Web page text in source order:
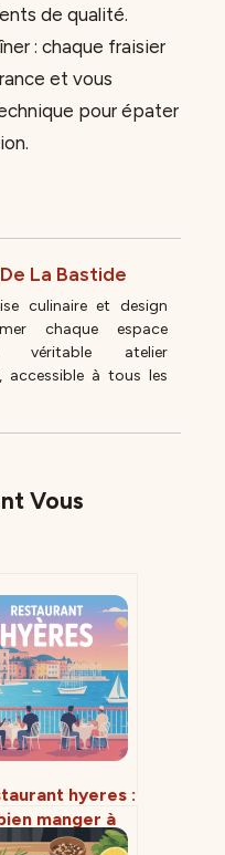
de qualité.
: chaque fraisier
et vous
pour épater
La Bastide
culinaire et design
chaque espace
véritable atelier
accessible à tous les
Vous
hyeres :
manger à
et ses